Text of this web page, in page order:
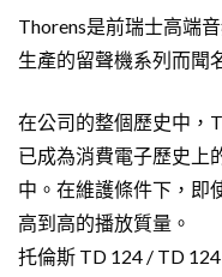
Thorens是前瑞士高端
生產的留聲機系列而聞
在公司的整個歷史中，
已成為消費電子歷史上
中。在維護條件下，即
高到高的播放質量。
托倫斯 TD 124 / TD